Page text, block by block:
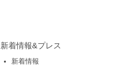
新着情報&プレス
新着情報